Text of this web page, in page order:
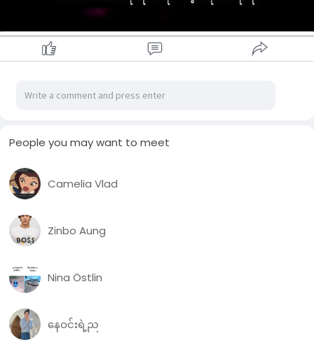
People you may want to meet
Camelia Vlad
Zinbo Aung
Nina Östlin
နေဝင်းရဲ့ည